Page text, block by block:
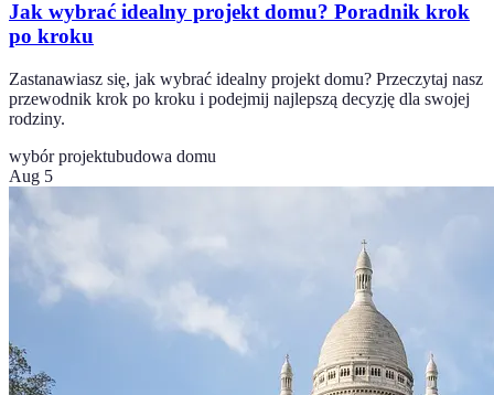
Jak wybrać idealny projekt domu? Poradnik krok
po kroku
Zastanawiasz się, jak wybrać idealny projekt domu? Przeczytaj nasz
przewodnik krok po kroku i podejmij najlepszą decyzję dla swojej
rodziny.
wybór projektubudowa domu
Aug 5